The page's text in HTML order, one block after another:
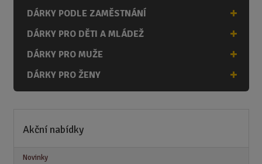
DÁRKY PODLE ZAMĚSTNÁNÍ
DÁRKY PRO DĚTI A MLÁDEŽ
DÁRKY PRO MUŽE
DÁRKY PRO ŽENY
Akční nabídky
Novinky